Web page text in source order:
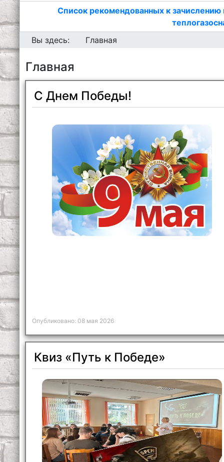
Список рекомендованных к
Вы здесь:
Главная
Главная
С Днем Победы!
Опубликовано: 08 мая 2026
Квиз «Путь к Победе»